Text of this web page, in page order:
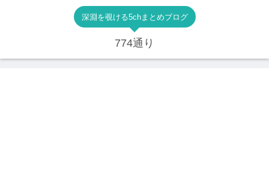
深淵を覗ける5chまとめブログ
774通り